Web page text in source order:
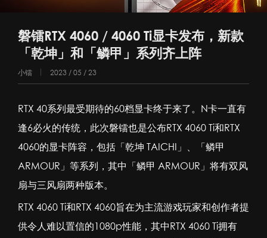
磐镭RTX 4060 / 4060 Ti显卡发布，新款
「乾坤」和「鳞甲」系列齐上阵
小镭 2023 / 05 / 23
RTX 40系列最受期待的60档显卡终于来了。N卡一直有
逢6必火的传统，此次磐镭也是公布RTX 4060 Ti和RTX
4060的显卡阵容，包括「乾坤 TAICHI 」、「鳞甲
ARMOUR」等系列，其中「鳞甲 ARMOUR」将有双风
扇与三风扇两种版本。
RTX 4060 Ti和RTX 4060旨在为主流游戏玩家和创作者提
供令人难以置信的1080p性能，其中RTX 4060 Ti拥有